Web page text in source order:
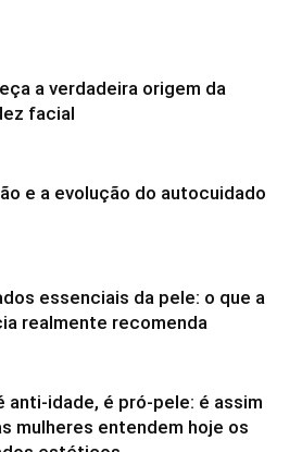
a verdadeira origem da
facial
e a evolução do autocuidado
essenciais da pele: o que a
realmente recomenda
anti-idade, é pró-pele: é assim
mulheres entendem hoje os